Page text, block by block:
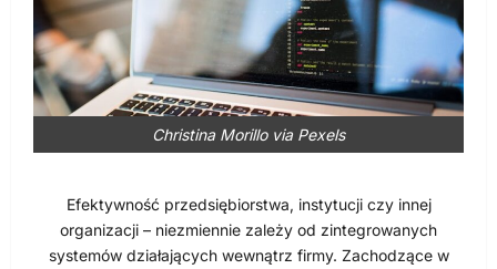
Christina Morillo via Pexels
Efektywność przedsiębiorstwa, instytucji czy innej
organizacji – niezmiennie zależy od zintegrowanych
systemów działających wewnątrz firmy. Zachodzące w